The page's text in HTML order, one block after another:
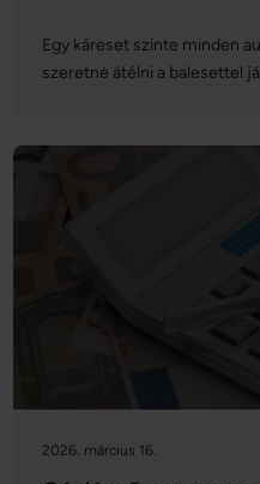
Egy káreset szinte minden
szeretné átélni a balesettel
lehetőségeket is!
2026. március 16.